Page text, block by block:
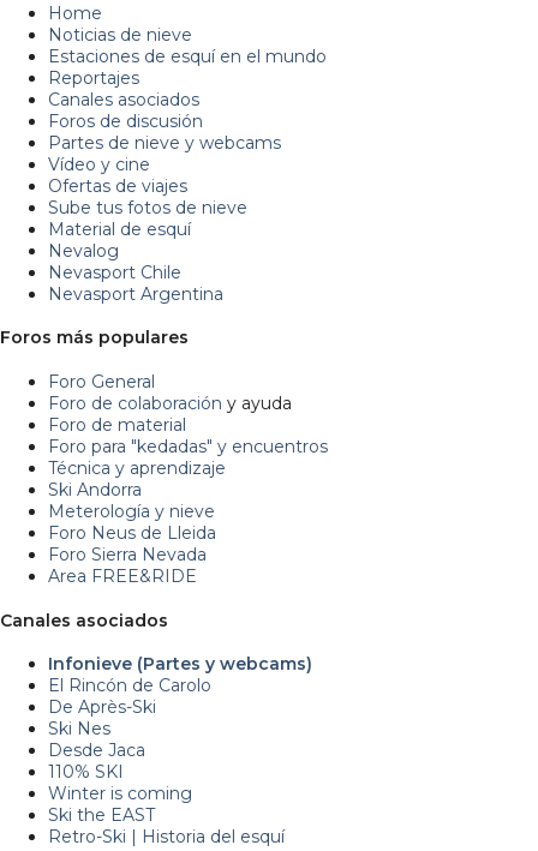
Home
Noticias de nieve
Estaciones de esquí en el mundo
Reportajes
Canales asociados
Foros de discusión
Partes de nieve y webcams
Vídeo y cine
Ofertas de viajes
Sube tus fotos de nieve
Material de esquí
Nevalog
Nevasport Chile
Nevasport Argentina
Foros más populares
Foro General
Foro de colaboración y ayuda
Foro de material
Foro para "kedadas" y encuentros
Técnica y aprendizaje
Ski Andorra
Meterología y nieve
Foro Neus de Lleida
Foro Sierra Nevada
Area FREE&RIDE
Canales asociados
Infonieve (Partes y webcams)
El Rincón de Carolo
De Après-Ski
Ski Nes
Desde Jaca
110% SKI
Winter is coming
Ski the EAST
Retro-Ski | Historia del esquí